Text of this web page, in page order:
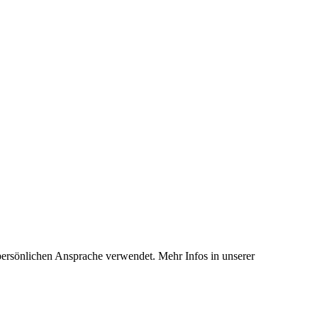
Ansprache verwendet. Mehr Infos in unserer